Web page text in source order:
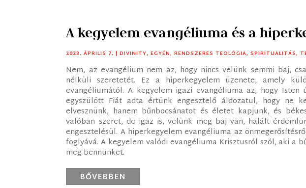
A kegyelem evangéliuma és a
2023. ÁPRILIS 7. |DIVINITY,EGYÉN,RENDSZERES TEOLÓGIA,SPIRITUALITÁS,
Nem, az evangélium nem az, hogy nincs velünk semmi baj,
nélküli szeretetét. Ez a hiperkegyelem üzenete, amely
evangéliumától. A kegyelem igazi evangéliuma az, hogy
egyszülött Fiát adta értünk engesztelő áldozatul, hogy ne
elvesznünk, hanem bűnbocsánatot és életet kapjunk, és
valóban szeret, de igaz is, velünk meg baj van, halált
engesztelésül. A hiperkegyelem evangéliuma az
foglyává. A kegyelem valódi evangéliuma Krisztusról szól, aki a
meg bennünket.
BŐVEBBEN